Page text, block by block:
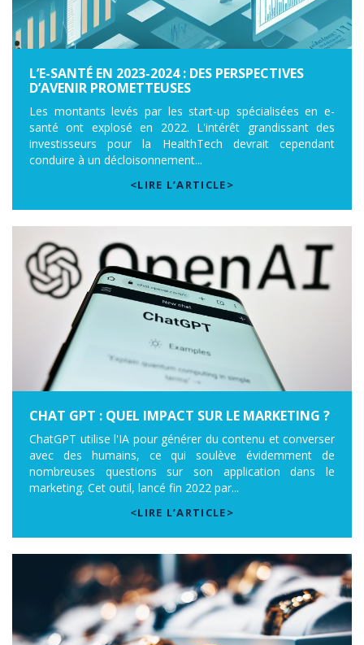
L’E-SANTÉ EN 2023-2024 : DES PERSPECTIVES
D’AVENIR PROMETTEUSES
Les montants levés par les start-up spécialisées en e-
santé ont explosé en 2022. L'intérêt grandissant des
investisseurs pour la HealthTech devrait cependant
conduire à un décloisonnement...
<LIRE L’ARTICLE>
CHAT GPT : QUEL IMPACT SUR LE MARKETING ?
ChatGPT utilise l'IA pour générer du contenu et converser
avec des humains, ce qui soulève évidemment de
nombreuses questions sur son application dans le
marketing. Cet outil, lancé fin 2022 par...
<LIRE L’ARTICLE>